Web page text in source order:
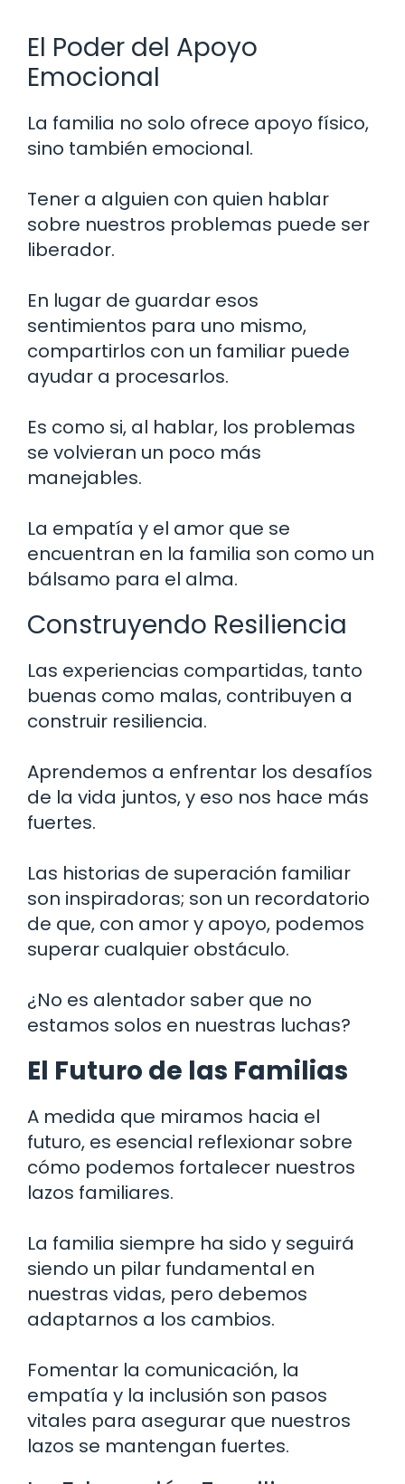
El Poder del Apoyo
Emocional
La familia no solo ofrece apoyo físico,
sino también emocional.
Tener a alguien con quien hablar
sobre nuestros problemas puede ser
liberador.
En lugar de guardar esos
sentimientos para uno mismo,
compartirlos con un familiar puede
ayudar a procesarlos.
Es como si, al hablar, los problemas
se volvieran un poco más
manejables.
La empatía y el amor que se
encuentran en la familia son como un
bálsamo para el alma.
Construyendo Resiliencia
Las experiencias compartidas, tanto
buenas como malas, contribuyen a
construir resiliencia.
Aprendemos a enfrentar los desafíos
de la vida juntos, y eso nos hace más
fuertes.
Las historias de superación familiar
son inspiradoras; son un recordatorio
de que, con amor y apoyo, podemos
superar cualquier obstáculo.
¿No es alentador saber que no
estamos solos en nuestras luchas?
El Futuro de las Familias
A medida que miramos hacia el
futuro, es esencial reflexionar sobre
cómo podemos fortalecer nuestros
lazos familiares.
La familia siempre ha sido y seguirá
siendo un pilar fundamental en
nuestras vidas, pero debemos
adaptarnos a los cambios.
Fomentar la comunicación, la
empatía y la inclusión son pasos
vitales para asegurar que nuestros
lazos se mantengan fuertes.